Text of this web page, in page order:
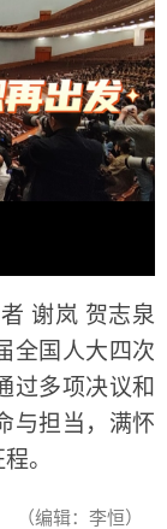
谢岚 贺志泉
全国人大四次
过多项决议和
与担当，满怀
。
（编辑：李恒）